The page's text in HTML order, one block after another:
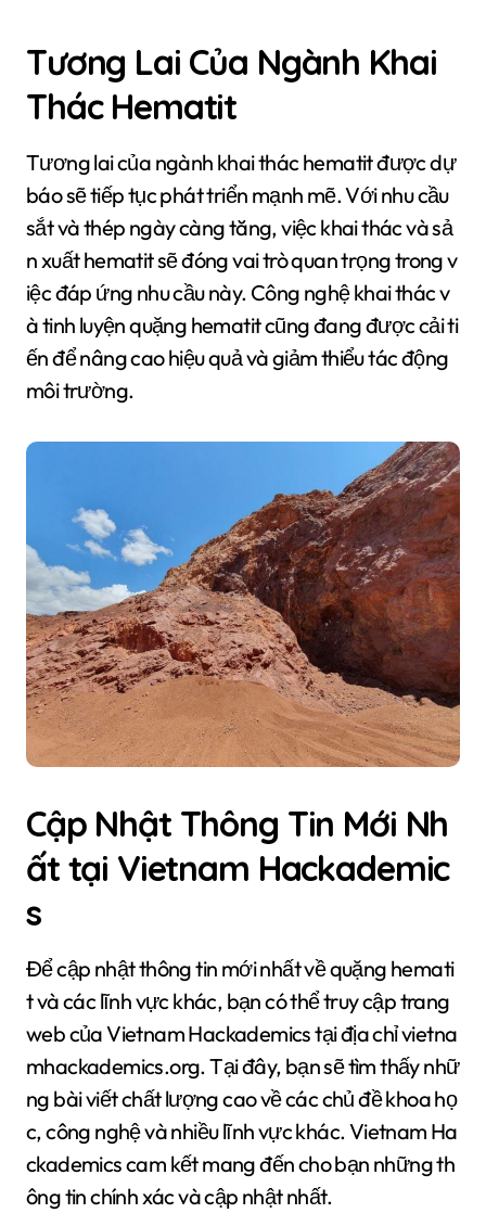
Tương Lai Của Ngành Khai
Thác Hematit
Tương lai của ngành khai thác hematit được dự
báo sẽ tiếp tục phát triển mạnh mẽ. Với nhu cầu
sắt và thép ngày càng tăng, việc khai thác và sả
n xuất hematit sẽ đóng vai trò quan trọng trong v
iệc đáp ứng nhu cầu này. Công nghệ khai thác v
à tinh luyện quặng hematit cũng đang được cải ti
ến để nâng cao hiệu quả và giảm thiểu tác động
môi trường.
Cập Nhật Thông Tin Mới Nh
ất tại Vietnam Hackademic
s
Để cập nhật thông tin mới nhất về quặng hemati
t và các lĩnh vực khác, bạn có thể truy cập trang
web của Vietnam Hackademics tại địa chỉ vietna
mhackademics.org. Tại đây, bạn sẽ tìm thấy nhữ
ng bài viết chất lượng cao về các chủ đề khoa họ
c, công nghệ và nhiều lĩnh vực khác. Vietnam Ha
ckademics cam kết mang đến cho bạn những th
ông tin chính xác và cập nhật nhất.